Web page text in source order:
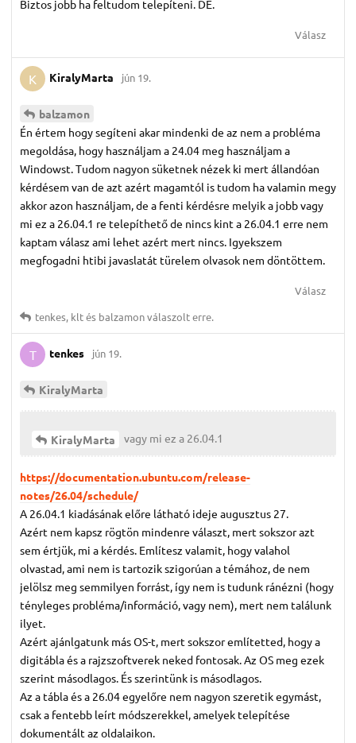
Biztos jobb ha feltudom telepíteni. DE.
Válasz
K KiralyMarta jún 19.
balzamon
Én értem hogy segíteni akar mindenki de az nem a probléma
megoldása, hogy használjam a 24.04 meg használjam a
Windowst. Tudom nagyon süketnek nézek ki mert állandóan
kérdésem van de azt azért magamtól is tudom ha valamin megy
akkor azon használjam, de a fenti kérdésre melyik a jobb vagy
mi ez a 26.04.1 re telepíthető de nincs kint a 26.04.1 erre nem
kaptam válasz ami lehet azért mert nincs. Igyekszem
megfogadni htibi javaslatát türelem olvasok nem döntöttem.
Válasz
tenkes, kltés balzamonválaszolt erre.
T tenkes jún 19.
KiralyMarta
KiralyMarta vagy mi ez a 26.04.1
https://documentation.ubuntu.com/release-
notes/26.04/schedule/
A 26.04.1 kiadásának előre látható ideje augusztus 27.
Azért nem kapsz rögtön mindenre választ, mert sokszor azt
sem értjük, mi a kérdés. Említesz valamit, hogy valahol
olvastad, ami nem is tartozik szigorúan a témához, de nem
jelölsz meg semmilyen forrást, így nem is tudunk ránézni (hogy
tényleges probléma/információ, vagy nem), mert nem találunk
ilyet.
Azért ajánlgatunk más OS-t, mert sokszor említetted, hogy a
digitábla és a rajzszoftverek neked fontosak. Az OS meg ezek
szerint másodlagos. És szerintünk is másodlagos.
Az a tábla és a 26.04 egyelőre nem nagyon szeretik egymást,
csak a fentebb leírt módszerekkel, amelyek telepítése
dokumentált az oldalaikon.